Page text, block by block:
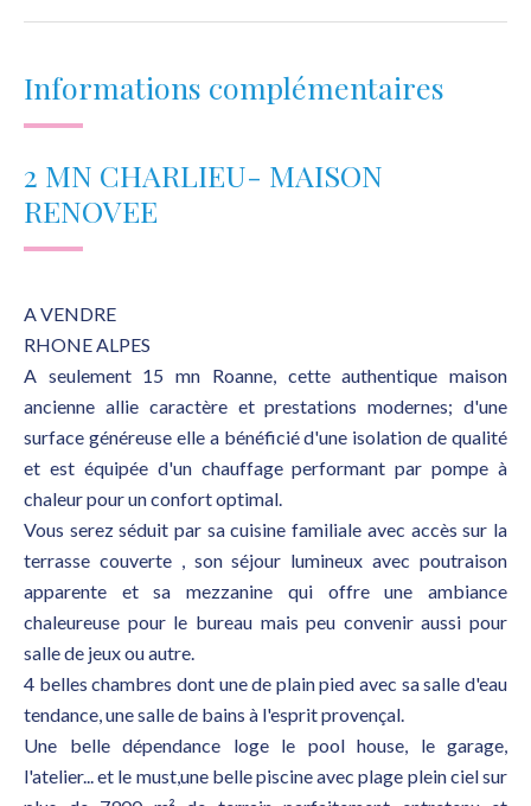
Informations complémentaires
2 MN CHARLIEU- MAISON
RENOVEE
A VENDRE
RHONE ALPES
A seulement 15 mn Roanne, cette authentique maison
ancienne allie caractère et prestations modernes; d'une
surface généreuse elle a bénéficié d'une isolation de qualité
et est équipée d'un chauffage performant par pompe à
chaleur pour un confort optimal.
Vous serez séduit par sa cuisine familiale avec accès sur la
terrasse couverte , son séjour lumineux avec poutraison
apparente et sa mezzanine qui offre une ambiance
chaleureuse pour le bureau mais peu convenir aussi pour
salle de jeux ou autre.
4 belles chambres dont une de plain pied avec sa salle d'eau
tendance, une salle de bains à l'esprit provençal.
Une belle dépendance loge le pool house, le garage,
l'atelier... et le must,une belle piscine avec plage plein ciel sur